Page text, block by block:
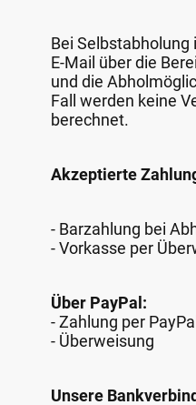
Bei
E-Mail über die
und die
Fall werden keine
berechnet.
Akzeptierte
- Barzahlung bei
- Vorkasse per
Über PayPal:
- Zahlung per PayPal
- Überweisung
Unsere